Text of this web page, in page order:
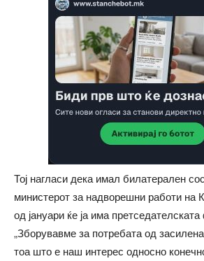
Тој нагласи дека имал билатерален
министерот за надворешни работи на
од јануари ќе ја има
„Зборувавме за потребата од
тоа што е наш интерес односно